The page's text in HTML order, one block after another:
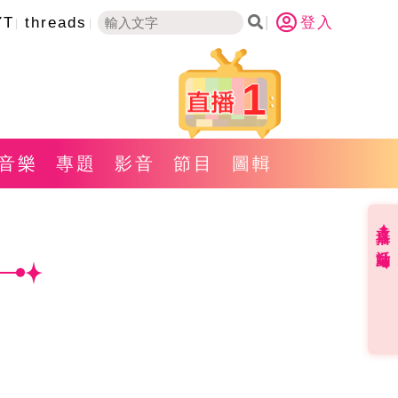
threads 登入
1
樂 專題 影音 節目 圖輯
直播✦活動